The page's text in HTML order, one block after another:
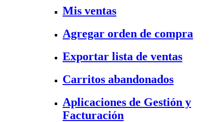
Mis ventas
Agregar orden de compra
Exportar lista de ventas
Carritos abandonados
Aplicaciones de Gestión y
Facturación